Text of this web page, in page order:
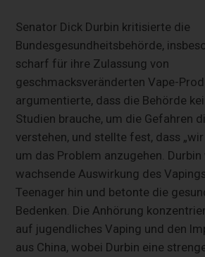
Senator Dick Durbin kritisierte die
Bundesgesundheitsbehörde,
scharf für ihre Zulassung von
geschmacksveränderten Vape-
argumentierte, dass die Behörde
Studien brauche, um die Gefahren
verstehen, und stellte fest, dass
um das Problem anzugehen.
wachsende Auswirkung des
Teenager hin und betonte die
Bedenken. Die Anhörung
auf jugendliches Vaping und den
aus China, wobei Durbin eine